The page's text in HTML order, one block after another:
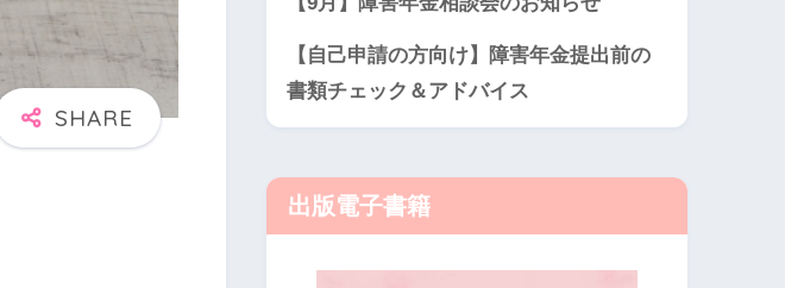
【自己申請の方向け】障害年金提出前の
書類チェック＆アドバイス
出版電子書籍